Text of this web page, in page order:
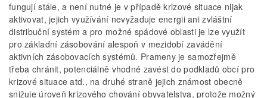
fungují stále, a není nutné je v případě krizové situace nijak
aktivovat, jejich využívání nevyžaduje energii ani zvláštní
distribuční systém a pro možné spádové oblasti je lze využít
pro základní zásobování alespoň v mezidobí zavádění
aktivních zásobovacích systémů. Prameny je samozřejmě
třeba chránit, potenciálně vhodné zavést do podkladů obcí pro
krizové situace atd., na druhé straně jejich známost obecně
snižuje úroveň krizového chování obyvatelstva, protože možný